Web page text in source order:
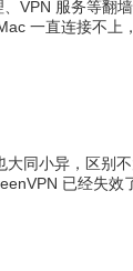
VPN 服务等翻
一直连接不上
同小异，区别
已经失效